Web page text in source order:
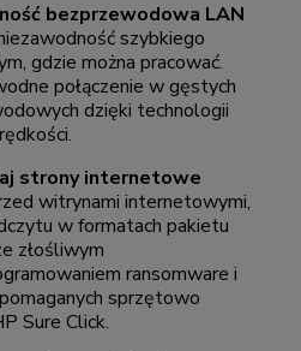
bezprzewodowa LAN
szybkiego
gdzie można pracować.
połączenie w gęstych
dzięki technologii
strony internetowe
witrynami internetowymi,
w formatach pakietu
złośliwym
ransomware i
sprzętowo
Sure Click.